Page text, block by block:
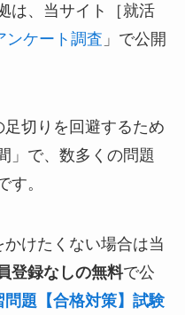
は、当サイト［就活
ンケート調査 」で公開
切りを回避するため
」で、数多くの問題
す。
けたくない場合は当
登録なしの無料で公
問題【合格対策】試験